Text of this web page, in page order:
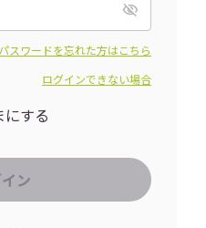
パスワードを忘れた方はこちら
ログインできない場合
にする